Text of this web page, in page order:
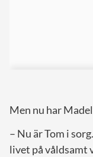
Men nu har
– Nu är Tom i
livet på våldsamt